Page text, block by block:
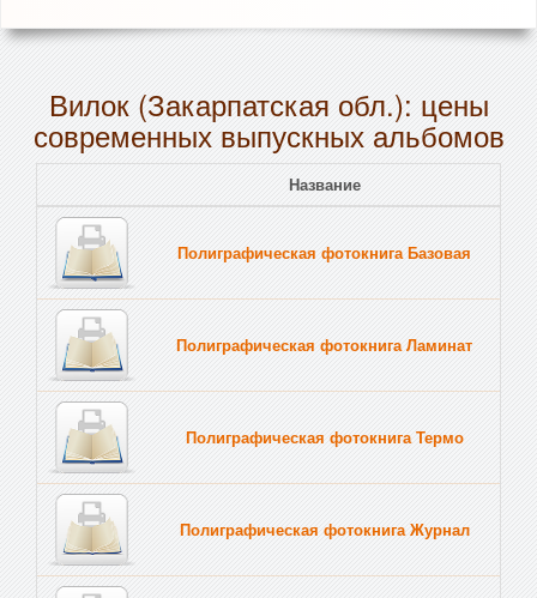
Вилок (Закарпатская обл.): цены
современных выпускных альбомов
Название
Полиграфическая фотокнига Базовая
Полиграфическая фотокнига Ламинат
Полиграфическая фотокнига Термо
Полиграфическая фотокнига Журнал